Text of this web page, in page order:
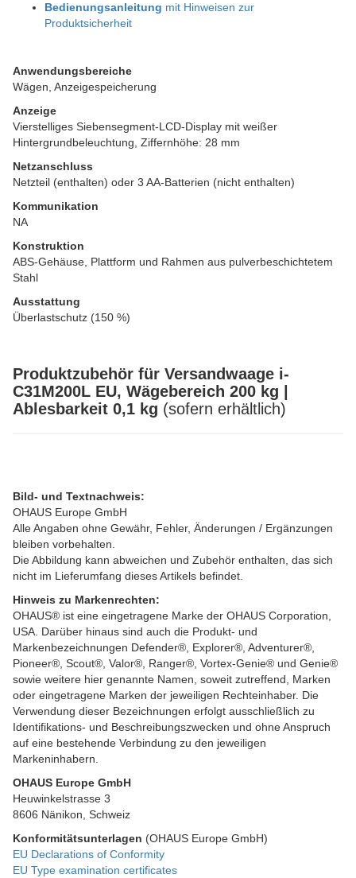
Bedienungsanleitung mit Hinweisen zur
Produktsicherheit
Anwendungsbereiche
Wägen, Anzeigespeicherung
Anzeige
Vierstelliges Siebensegment-LCD-Display mit weißer
Hintergrundbeleuchtung, Ziffernhöhe: 28 mm
Netzanschluss
Netzteil (enthalten) oder 3 AA-Batterien (nicht enthalten)
Kommunikation
NA
Konstruktion
ABS-Gehäuse, Plattform und Rahmen aus pulverbeschichtetem
Stahl
Ausstattung
Überlastschutz (150 %)
Produktzubehör für Versandwaage i-
C31M200L EU, Wägebereich 200 kg |
Ablesbarkeit 0,1 kg (sofern erhältlich)
Bild- und Textnachweis:
OHAUS Europe GmbH
Alle Angaben ohne Gewähr, Fehler, Änderungen / Ergänzungen
bleiben vorbehalten.
Die Abbildung kann abweichen und Zubehör enthalten, das sich
nicht im Lieferumfang dieses Artikels befindet.
Hinweis zu Markenrechten:
OHAUS® ist eine eingetragene Marke der OHAUS Corporation,
USA. Darüber hinaus sind auch die Produkt- und
Markenbezeichnungen Defender®, Explorer®, Adventurer®,
Pioneer®, Scout®, Valor®, Ranger®, Vortex-Genie® und Genie®
sowie weitere hier genannte Namen, soweit zutreffend, Marken
oder eingetragene Marken der jeweiligen Rechteinhaber. Die
Verwendung dieser Bezeichnungen erfolgt ausschließlich zu
Identifikations- und Beschreibungszwecken und ohne Anspruch
auf eine bestehende Verbindung zu den jeweiligen
Markeninhabern.
OHAUS Europe GmbH
Heuwinkelstrasse 3
8606 Nänikon, Schweiz
Konformitätsunterlagen (OHAUS Europe GmbH)
EU Declarations of Conformity
EU Type examination certificates